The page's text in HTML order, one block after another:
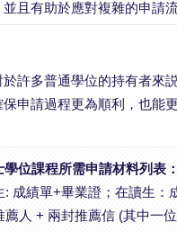
且有助於應對複雜的申請流
許多普通學位的持有者來
申請過程更為順利，也能
學位課程所需申請材料列表：
: 成績單+畢業證；在讀生：
薦人 + 兩封推薦信 (其中一